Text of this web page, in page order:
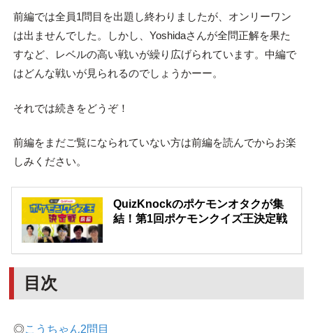
前編では全員1問目を出題し終わりましたが、オンリーワン
は出ませんでした。しかし、Yoshidaさんが全問正解を果た
すなど、レベルの高い戦いが繰り広げられています。中編で
はどんな戦いが見られるのでしょうかーー。
それでは続きをどうぞ！
前編をまだご覧になられていない方は前編を読んでからお楽
しみください。
QuizKnockのポケモンオタクが集
結！第1回ポケモンクイズ王決定戦
目次
◎こうちゃん2問目